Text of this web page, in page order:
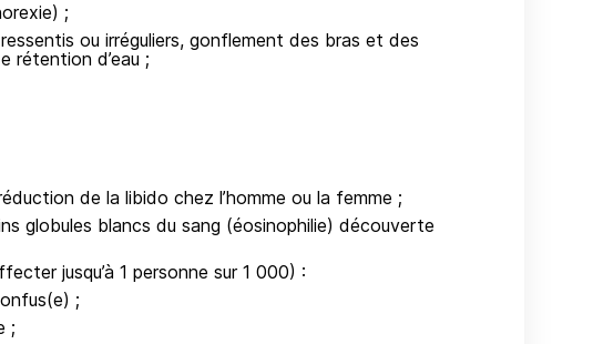
;
ou irréguliers, gonflement des bras et des
rétention d’eau ;
de la libido chez l’homme ou la femme ;
globules blancs du sang (éosinophilie) découverte
jusqu’à 1 personne sur 1 000) :
;
;